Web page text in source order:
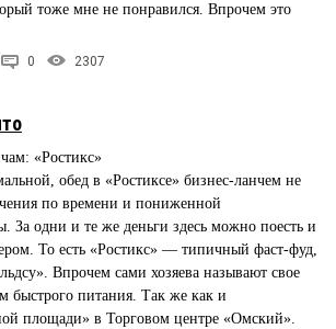
тоже мне не понравился. Впрочем это
0 2307
«Ростикс»
обед в «Ростиксе» бизнес-ланчем не
по времени и пониженной
За одни и те же деньги здесь можно поесть и
То есть «Ростикс» — типичный фаст-фуд,
Впрочем сами хозяева называют свое
быстрого питания. Так же как и
площади» в Торговом центре «Омский».